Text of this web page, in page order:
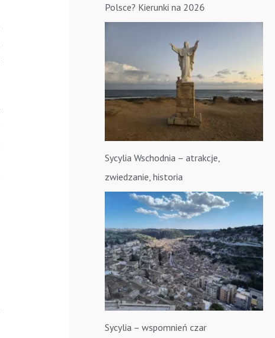
Polsce? Kierunki na 2026
Sycylia Wschodnia – atrakcje,
zwiedzanie, historia
Sycylia – wspomnień czar